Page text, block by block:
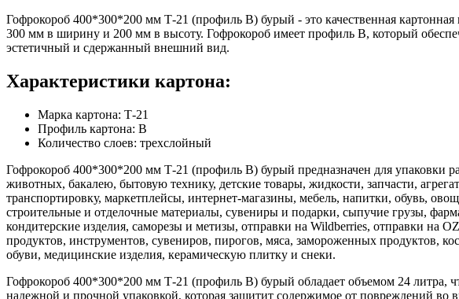
Гофрокороб 400*300*200 мм Т-21 (профиль B) бурый - это качественная
300 мм в ширину и 200 мм в высоту. Гофрокороб имеет профиль B, который
эстетичный и сдержанный внешний вид.
Характеристики картона:
Марка картона: Т-21
Профиль картона: В
Количество слоев: трехслойный
Гофрокороб 400*300*200 мм Т-21 (профиль B) бурый предназначен для упаковки
животных, бакалею, бытовую технику, детские товары, жидкости, запчасти,
транспортировку, маркетплейсы, интернет-магазины, мебель, напитки, обувь,
строительные и отделочные материалы, сувениры и подарки, сыпучие грузы,
кондитерские изделия, саморезы и метизы, отправки на Wildberries, отправки на
продуктов, инструментов, сувениров, пирогов, мяса, замороженных продуктов,
обуви, медицинские изделия, керамическую плитку и снеки.
Гофрокороб 400*300*200 мм Т-21 (профиль B) бурый обладает объемом 24 литра,
надежной и прочной упаковкой, которая защитит содержимое от повреждений во